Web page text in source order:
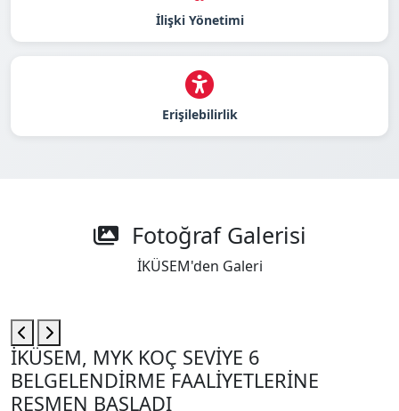
İlişki Yönetimi
Erişilebilirlik
Fotoğraf Galerisi
İKÜSEM'den Galeri
İKÜSEM, MYK KOÇ SEVİYE 6
BELGELENDİRME FAALİYETLERİNE
RESMEN BAŞLADI